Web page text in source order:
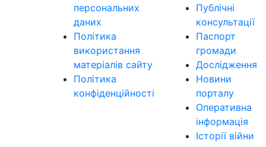
персональних
даних
Політика
використання
матеріалів сайту
Політика
конфіденційності
Публічні
консультації
Паспорт
громади
Дослідження
Новини
порталу
Оперативна
інформація
Історії війни